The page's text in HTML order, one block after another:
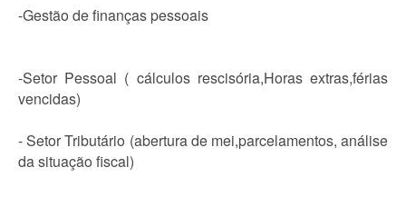
-Gestão de finanças pessoais
-Setor Pessoal ( cálculos rescisória,Horas extras,férias
vencidas)
- Setor Tributário (abertura de mei,parcelamentos, análise
da situação fiscal)